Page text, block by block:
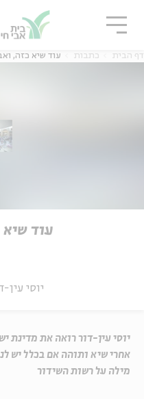
דף הבית כתבות עוד שיא כזה,
עוד שיא
יוסי עין-
יוסי עין-דור רואה את מדינת
אחרי שיא ותוהה אם בכלל יש
מילה על רשות השידור
סגור